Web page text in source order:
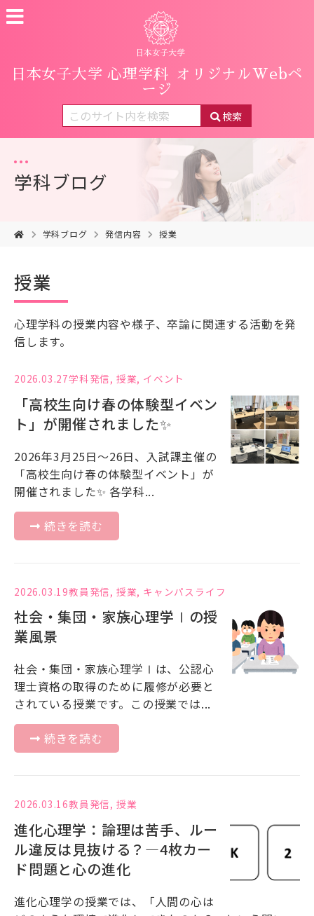
日本女子大学 心理学科
オリジナルWebペ
ージ
検索
学科ブログ
学科ブログ 発信内容 授業
授業
心理学科の授業内容や様子、卒論に関連する活動を発
信します。
2026.03.27学科発信, 授業, イベント
「高校生向け春の体験型イベン
ト」が開催されました✨
2026年3月25日～26日、入試課主催の
「高校生向け春の体験型イベント」が
開催されました✨ 各学科...
続きを読む
2026.03.19教員発信, 授業, キャンパスライフ
社会・集団・家族心理学Ⅰの授
業風景
社会・集団・家族心理学Ⅰは、公認⼼
理⼠資格の取得のために履修が必要と
されている授業です。この授業では...
続きを読む
2026.03.16教員発信, 授業
進化心理学：論理は苦手、ルー
ル違反は見抜ける？―4枚カー
ド問題と心の進化
進化心理学の授業では、「人間の心は